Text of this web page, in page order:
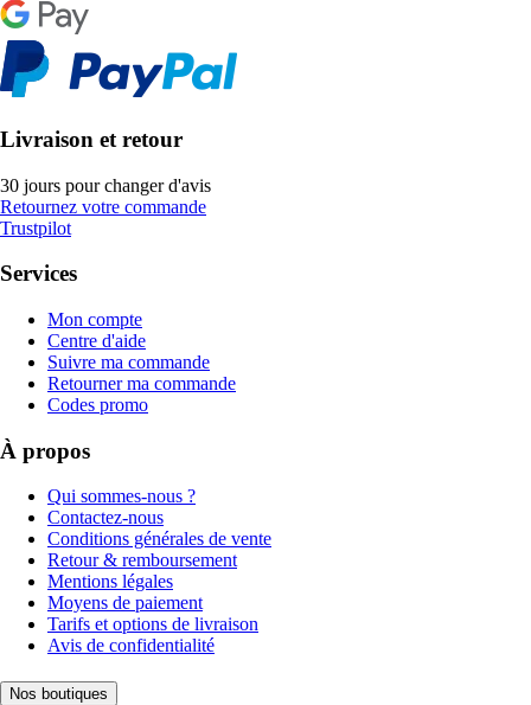
Livraison et retour
30 jours pour changer d'avis
Retournez votre commande
Trustpilot
Services
Mon compte
Centre d'aide
Suivre ma commande
Retourner ma commande
Codes promo
À propos
Qui sommes-nous ?
Contactez-nous
Conditions générales de vente
Retour & remboursement
Mentions légales
Moyens de paiement
Tarifs et options de livraison
Avis de confidentialité
Nos boutiques